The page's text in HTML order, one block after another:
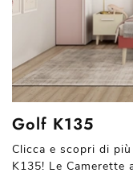
Golf K135
Clicca e scopri di
K135! Le Camerette